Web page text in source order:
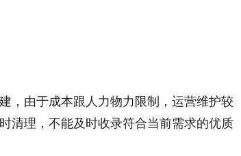
，由于成本跟人力物力限制，运营维护较
清理，不能及时收录符合当前需求的优质